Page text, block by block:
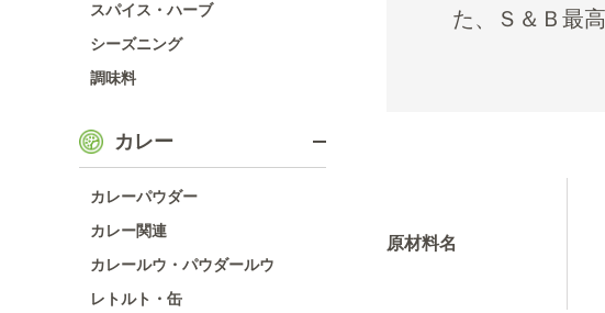
スパイス・ハーブ
シーズニング
調味料
カレー
カレーパウダー
カレー関連
カレールウ・パウダールウ
レトルト・缶
た、Ｓ＆Ｂ最
原材料名